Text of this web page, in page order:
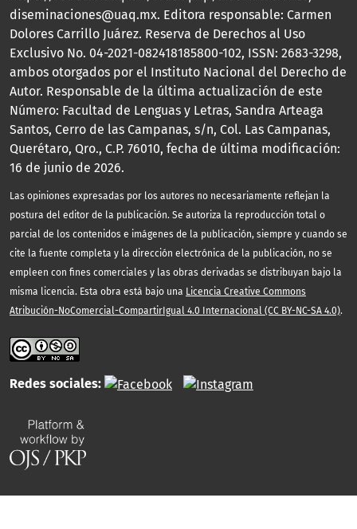
diseminaciones@uaq.mx. Editora responsable: Carmen
Dolores Carrillo Juárez. Reserva de Derechos al Uso
Exclusivo No. 04-2021-082418185800-102, ISSN: 2683-3298,
ambos otorgados por el Instituto Nacional del Derecho de
Autor. Responsable de la última actualización de este
Número: Facultad de Lenguas y Letras, Sandra Arteaga
Santos, Cerro de las Campanas, s/n, Col. Las Campanas,
Querétaro, Qro., C.P. 76010, fecha de última modificación:
16 de junio de 2026.
Las opiniones expresadas por los autores no necesariamente reflejan la
postura del editor de la publicación. Se autoriza la reproducción total o
parcial de los contenidos e imágenes de la publicación, siempre y cuando se
cite la fuente completa y la dirección electrónica de la publicación, no se
empleen con fines comerciales y las obras derivadas se distribuyan bajo la
misma licencia. Esta obra está bajo una Licencia Creative Commons
Atribución-NoComercial-CompartirIgual 4.0 Internacional (CC BY-NC-SA 4.0).
Redes sociales: